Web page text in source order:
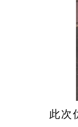
此次